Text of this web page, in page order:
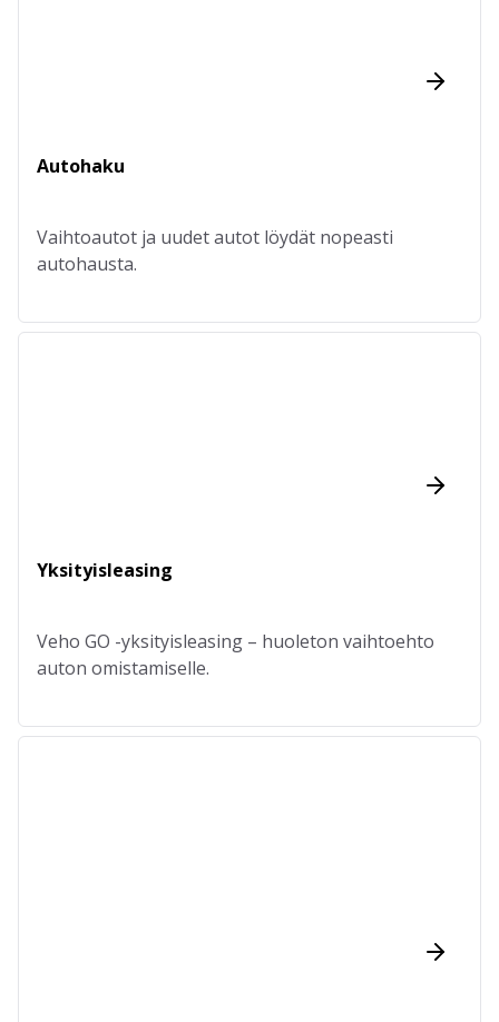
Autohaku
Vaihtoautot ja uudet autot löydät nopeasti
autohausta.
Yksityisleasing
Veho GO -yksityisleasing – huoleton vaihtoehto
auton omistamiselle.